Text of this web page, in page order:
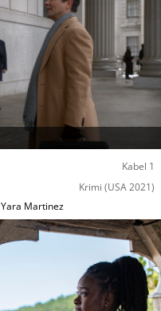
Kabel 1
Krimi (USA 2021)
Yara Martinez